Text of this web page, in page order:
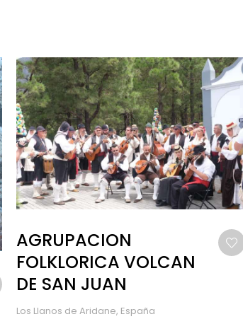
AGRUPACION
FOLKLORICA VOLCAN
DE SAN JUAN
Los Llanos de Aridane, España